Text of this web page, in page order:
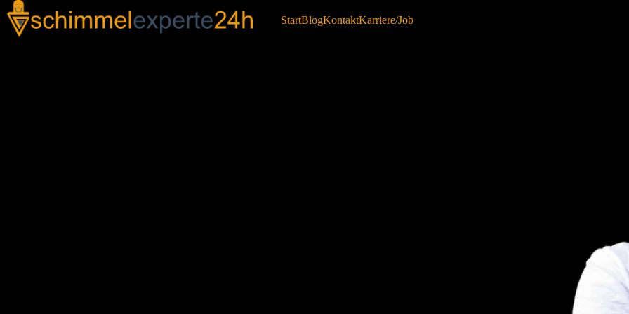
StartBlogKontaktKarriere/Job